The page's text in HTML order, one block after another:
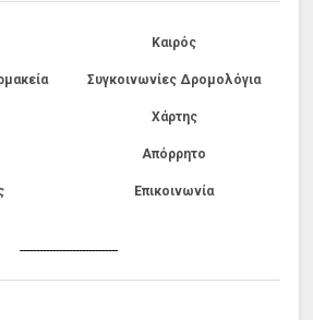
Καιρός
Συγκοινωνίες Δρομολόγια
Χάρτης
Απόρρητο
Επικοινωνία
------------------------------